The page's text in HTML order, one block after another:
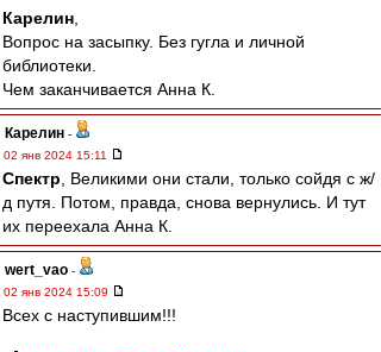
Карелин
Вопрос на засыпку. Без гугла и личной
библиотеки.
Чем заканчивается Анна К.
Карелин -
02 янв 2024 15:11
Спектр , Великими они стали, только сойдя с ж/
д путя. Потом, правда, снова вернулись. И тут
их переехала Анна К.
wert_vao -
02 янв 2024 15:09
Всех с наступившим!!!